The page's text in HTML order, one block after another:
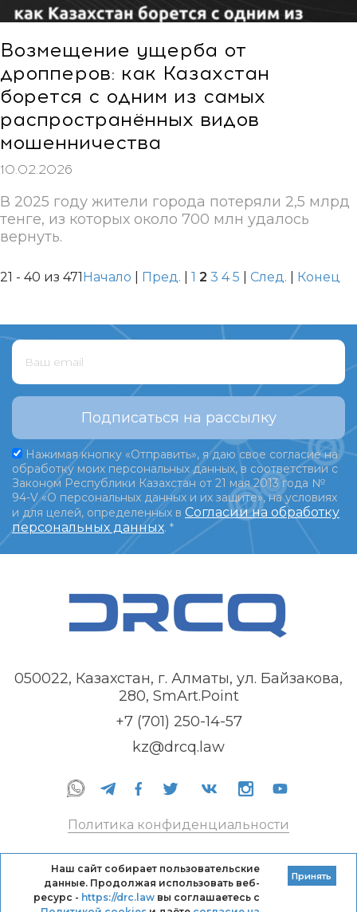
Возмещение ущерба от
дропперов: как Казахстан
борется с одним из самых
распространённых видов
мошенничества
10.02.2026
В 2025 году жители города потеряли 2,5 млрд
тенге, из которых около 700 млн удалось
вернуть.
21 - 40 из 471Начало Пред. 1 2 3 4 5 След. Конец
Подписаться на рассылку
Нажимая кнопку «Отправить», я даю свое согласие на
обработку моих персональных данных, в соответствии с
Законом Республики Казахстан от 21 мая 2013 года №
94-V «О персональных данных и их защите», на условиях
и для целей, определенных в Согласии на обработку
персональных данных. *
050022, Казахстан, г. Алматы, ул. Байзакова,
280, SmArt.Point
+7 (701) 250-14-57
kz@drcq.law
Политика конфиденциальности
Кодекс профессиональной этики DRC
Правила оказания услуг
Наш сайт собирает пользовательские
данные. Продолжая использовать веб-
ресурс - https://drc.lawвы соглашаетесь с
Принять